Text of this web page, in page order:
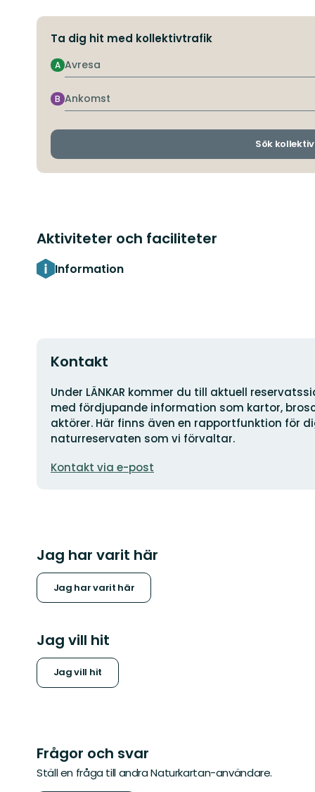
Ta dig hit med kollektivtrafik
Avresa
A
Ankomst
B
Sök
Aktiviteter och faciliteter
Information
Kontakt
Adress
Under LÄNKAR kommer du till aktuell
med fördjupande information som kartor,
aktörer. Här finns även en rapportfunktion för
naturreservaten som vi förvaltar.
postadress
Kontakt via e-post
Jag har varit här
Jag har varit här
Jag vill hit
Jag vill hit
Frågor och svar
Ställ en fråga till andra Naturkartan-användare.